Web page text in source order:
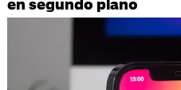
en segundo plano